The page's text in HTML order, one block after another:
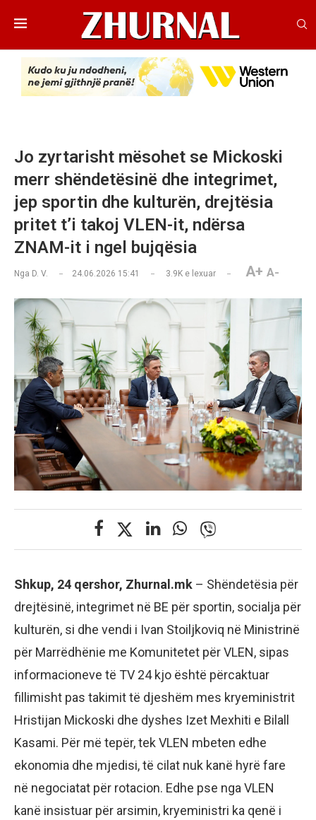
Jo zyrtarisht mësohet se Mickoski
merr shëndetësinë dhe integrimet,
jep sportin dhe kulturën, drejtësia
pritet t’i takoj VLEN-it, ndërsa
ZNAM-it i ngel bujqësia
Nga D. V. 24.06.2026 15:41 3.9K e lexuar A+ A-
Shkup, 24 qershor, Zhurnal.mk – Shëndetësia për
drejtësinë, integrimet në BE për sportin, socialja për
kulturën, si dhe vendi i Ivan Stoiljkoviq në Ministrinë
për Marrëdhënie me Komunitetet për VLEN, sipas
informacioneve të TV 24 kjo është përcaktuar
fillimisht pas takimit të djeshëm mes kryeministrit
Hristijan Mickoski dhe dyshes Izet Mexhiti e Bilall
Kasami. Për më tepër, tek VLEN mbeten edhe
ekonomia dhe mjedisi, të cilat nuk kanë hyrë fare
në negociatat për rotacion. Edhe pse nga VLEN
kanë insistuar për arsimin, kryeministri ka qenë i